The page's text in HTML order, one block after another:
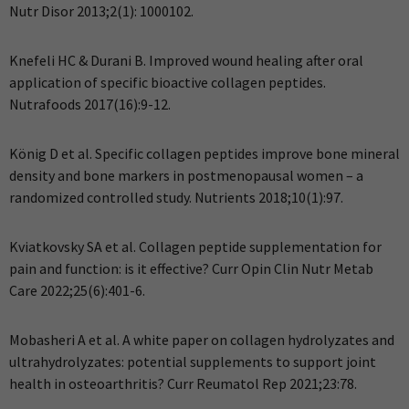
Nutr Disor 2013;2(1): 1000102.
Knefeli HC & Durani B. Improved wound healing after oral
application of specific bioactive collagen peptides.
Nutrafoods 2017(16):9-12.
König D et al. Specific collagen peptides improve bone mineral
density and bone markers in postmenopausal women – a
randomized controlled study. Nutrients 2018;10(1):97.
Kviatkovsky SA et al. Collagen peptide supplementation for
pain and function: is it effective? Curr Opin Clin Nutr Metab
Care 2022;25(6):401-6.
Mobasheri A et al. A white paper on collagen hydrolyzates and
ultrahydrolyzates: potential supplements to support joint
health in osteoarthritis? Curr Reumatol Rep 2021;23:78.